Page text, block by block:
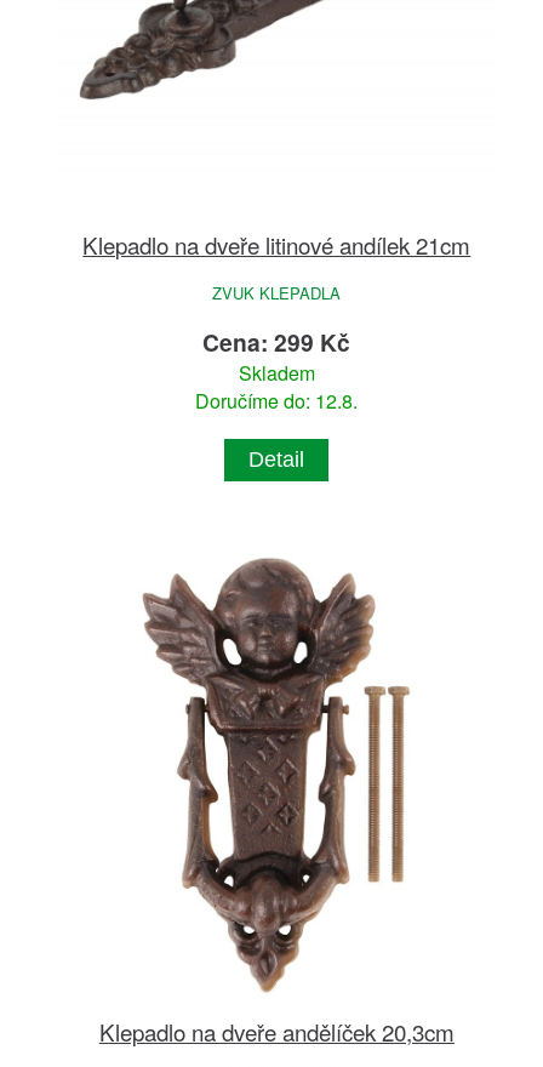
Klepadlo na dveře litinové andílek 21cm
ZVUK KLEPADLA
Cena: 299 Kč
Skladem
Doručíme do: 12.8.
Detail
Klepadlo na dveře andělíček 20,3cm